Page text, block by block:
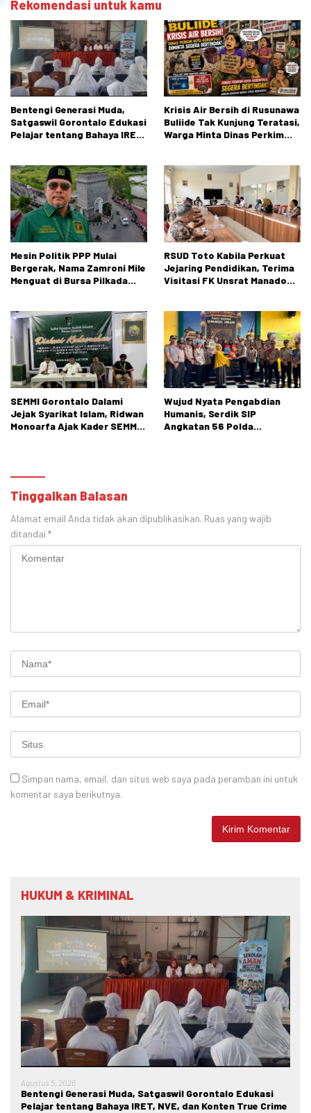
Rekomendasi untuk kamu
Bentengi Generasi Muda,
Satgaswil Gorontalo Edukasi
Pelajar tentang Bahaya IRET,
Krisis Air Bersih di Rusunawa
Buliide Tak Kunjung Teratasi,
Warga Minta Dinas Perkim
Mesin Politik PPP Mulai
Bergerak, Nama Zamroni Mile
Menguat di Bursa Pilkada
RSUD Toto Kabila Perkuat
Jejaring Pendidikan, Terima
Visitasi FK Unsrat Manado
SEMMI Gorontalo Dalami
Jejak Syarikat Islam, Ridwan
Monoarfa Ajak Kader SEMMI
Wujud Nyata Pengabdian
Humanis, Serdik SIP
Angkatan 56 Polda
Tinggalkan Balasan
Alamat email Anda tidak akan dipublikasikan. Ruas yang wajib
ditandai *
Simpan nama, email, dan situs web saya pada peramban ini untuk
komentar saya berikutnya.
HUKUM & KRIMINAL
Agustus 5, 2026
Bentengi Generasi Muda, Satgaswil Gorontalo Edukasi
Pelajar tentang Bahaya IRET, NVE, dan Konten True Crime